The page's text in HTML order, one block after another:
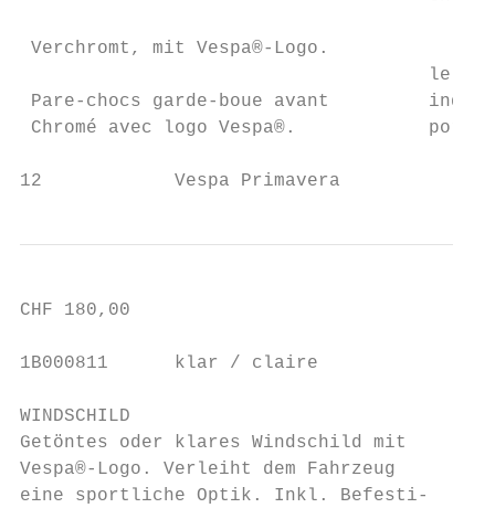
Verchromt, mit Vespa®-Logo.
le
Pare-chocs garde-boue avant
Chromé avec logo Vespa®.
12            Vespa Primavera
CHF 180,00
1B000811      klar / claire
WINDSCHILD
Getöntes oder klares Windschild mit
Vespa®-Logo. Verleiht dem Fahrzeug
eine sportliche Optik. Inkl. Befesti-